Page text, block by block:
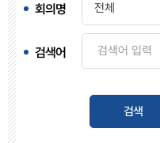
회의명
검색어
검색